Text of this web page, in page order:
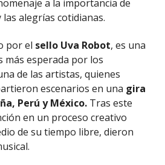
a la importancia de
alegrías cotidianas.
por el sello Uva Robot, es una
más esperada por los
de las artistas, quienes
escenarios en una gira
Perú y México. Tras este
en un proceso creativo
de su tiempo libre, dieron